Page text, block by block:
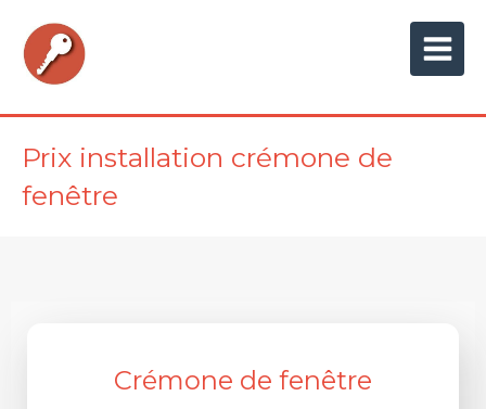
Prix installation crémone de
fenêtre
Crémone de fenêtre